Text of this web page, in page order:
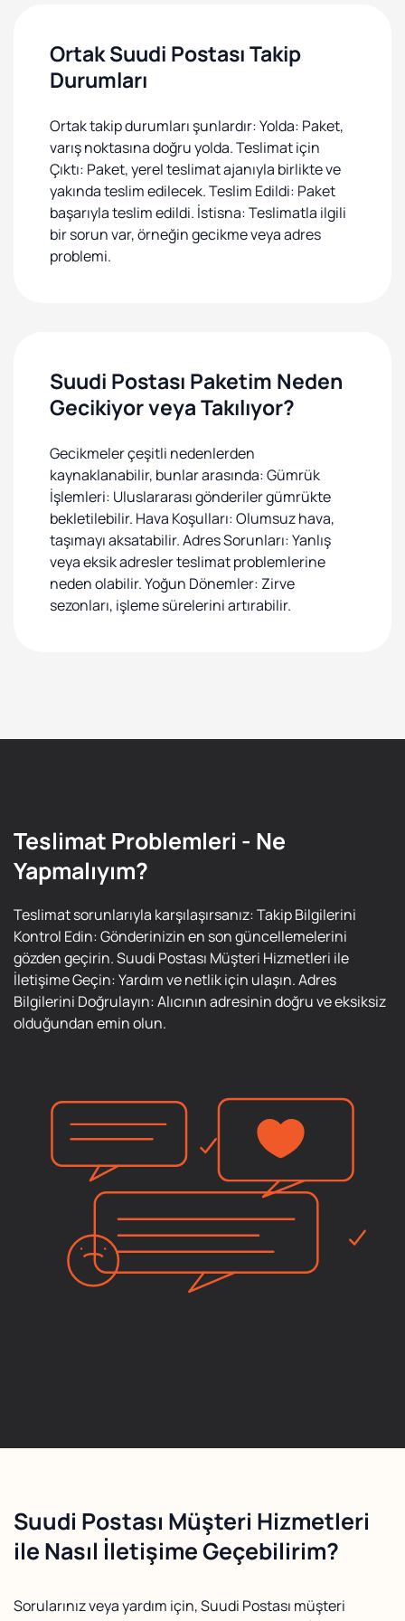
Ortak Suudi Postası Takip
Durumları
Ortak takip durumları şunlardır: Yolda: Paket,
varış noktasına doğru yolda. Teslimat için
Çıktı: Paket, yerel teslimat ajanıyla birlikte ve
yakında teslim edilecek. Teslim Edildi: Paket
başarıyla teslim edildi. İstisna: Teslimatla ilgili
bir sorun var, örneğin gecikme veya adres
problemi.
Suudi Postası Paketim Neden
Gecikiyor veya Takılıyor?
Gecikmeler çeşitli nedenlerden
kaynaklanabilir, bunlar arasında: Gümrük
İşlemleri: Uluslararası gönderiler gümrükte
bekletilebilir. Hava Koşulları: Olumsuz hava,
taşımayı aksatabilir. Adres Sorunları: Yanlış
veya eksik adresler teslimat problemlerine
neden olabilir. Yoğun Dönemler: Zirve
sezonları, işleme sürelerini artırabilir.
Teslimat Problemleri - Ne
Yapmalıyım?
Teslimat sorunlarıyla karşılaşırsanız: Takip Bilgilerini
Kontrol Edin: Gönderinizin en son güncellemelerini
gözden geçirin. Suudi Postası Müşteri Hizmetleri ile
İletişime Geçin: Yardım ve netlik için ulaşın. Adres
Bilgilerini Doğrulayın: Alıcının adresinin doğru ve eksiksiz
olduğundan emin olun.
Suudi Postası Müşteri Hizmetleri
ile Nasıl İletişime Geçebilirim?
Sorularınız veya yardım için, Suudi Postası müşteri